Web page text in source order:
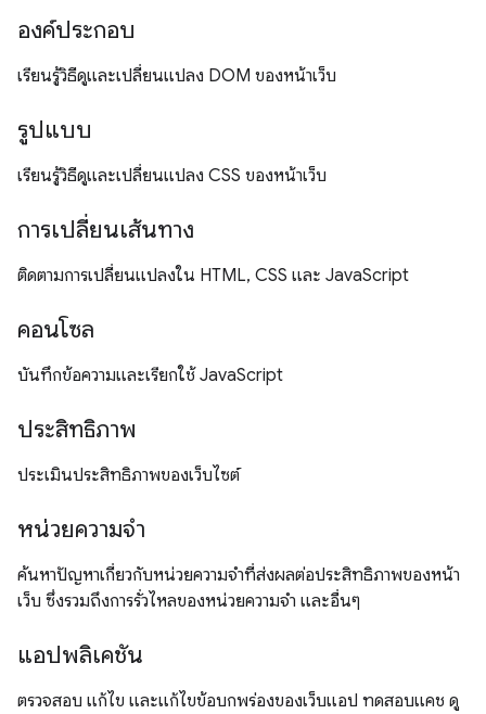
องค์ประกอบ
เรียนรู้วิธีดูและเปลี่ยนแปลง DOM ของหน้าเว็บ
รูปแบบ
เรียนรู้วิธีดูและเปลี่ยนแปลง CSS ของหน้าเว็บ
การเปลี่ยนเส้นทาง
ติดตามการเปลี่ยนแปลงใน HTML, CSS และ JavaScript
คอนโซล
บันทึกข้อความและเรียกใช้ JavaScript
ประสิทธิภาพ
ประเมินประสิทธิภาพของเว็บไซต์
หน่วยความจำ
ค้นหาปัญหาเกี่ยวกับหน่วยความจำที่ส่งผลต่อประสิทธิภาพของหน้า
เว็บ ซึ่งรวมถึงการรั่วไหลของหน่วยความจำ และอื่นๆ
แอปพลิเคชัน
ตรวจสอบ แก้ไข และแก้ไขข้อบกพร่องของเว็บแอป ทดสอบแคช ดู